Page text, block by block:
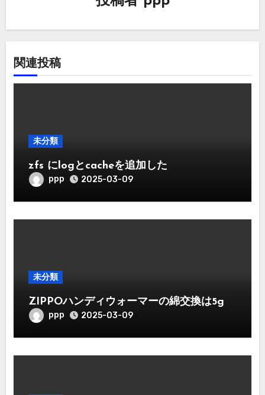
ン
関連投稿
未分類
zfs にlogとcacheを追加した
ppp 2025-03-09
未分類
ZIPPOハンディウォーマーの綿交換は5g
ppp 2025-03-09